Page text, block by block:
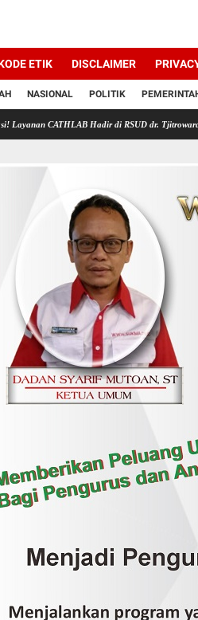
ETIK DISCLAIMER
NASIONAL POLITIK
Hadir di RSUD dr. Tjitrowardojo Purworejo